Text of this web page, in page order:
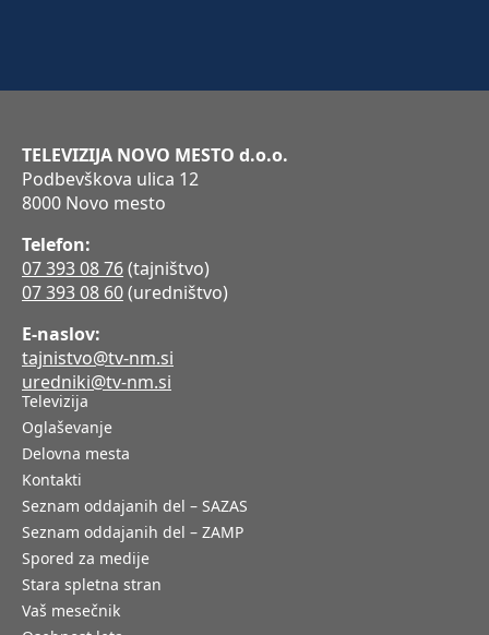
TELEVIZIJA NOVO MESTO d.o.o.
Podbevškova ulica 12
8000 Novo mesto
Telefon:
07 393 08 76(tajništvo)
07 393 08 60(uredništvo)
E-naslov:
tajnistvo@tv-nm.si
uredniki@tv-nm.si
Televizija
Oglaševanje
Delovna mesta
Kontakti
Seznam oddajanih del – SAZAS
Seznam oddajanih del – ZAMP
Spored za medije
Stara spletna stran
Vaš mesečnik